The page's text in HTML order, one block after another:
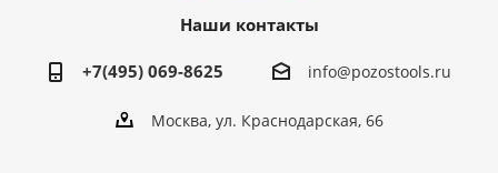
Наши контакты
+7(495) 069-8625 info@pozostools.ru
Москва, ул. Краснодарская, 66